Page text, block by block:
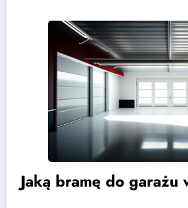
Jaką bramę do garażu